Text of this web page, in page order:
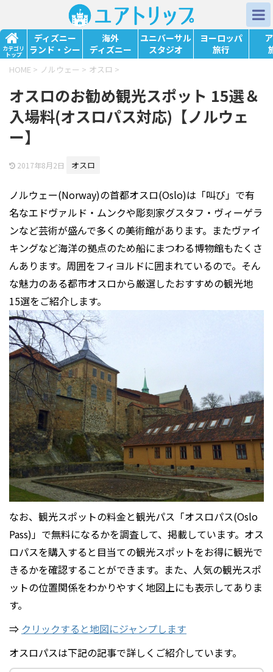
カテゴリ
トップ
ディズニー
ランド・シー
海外
ディズニー
ユニバーサル
スタジオ
ヨーロッパ
旅行
HOME > ノルウェー > オスロ >
オスロのお勧め観光スポット 15選＆
入場料(オスロパス対応)【ノルウェ
ー】
2017年8月2日 オスロ
ノルウェー(Norway)の首都オスロ(Oslo)は「叫び」で有
名なエドヴァルド・ムンクや彫刻家グスタフ・ヴィーゲラ
ンなど芸術が盛んで多くの美術館があります。またヴァイ
キングなど海洋の拠点のため船にまつわる博物館もたくさ
んあります。周囲をフィヨルドに囲まれているので。そん
な魅力のある都市オスロから厳選したおすすめの観光地
15選をご紹介します。
なお、観光スポットの料金と観光パス「オスロパス(Oslo
Pass)」で無料になるかを調査して、掲載しています。オス
ロパスを購入すると目当ての観光スポットをお得に観光で
きるかを確認することができます。また、人気の観光スポ
ットの位置関係をわかりやすく地図上にも表示してありま
す。
⇒ クリックすると地図にジャンプします
オスロパスは下記の記事で詳しくご紹介しています。